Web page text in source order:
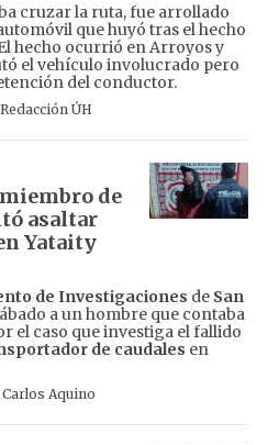
cruzar la ruta, fue arrollado
que huyó tras el hecho
hecho ocurrió en Arroyos y
el vehículo involucrado pero
del conductor.
Redacción ÚH
de
asaltar
Yataity
de Investigaciones de San
a un hombre que contaba
el caso que investiga el fallido
de caudales en
Carlos Aquino